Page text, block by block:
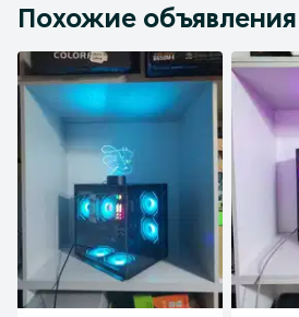
Похожие объявления